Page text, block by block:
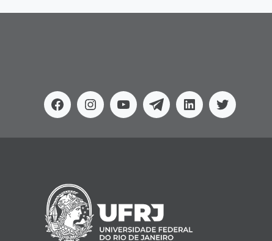
FacebookInstagram
YoutubeTelegramLinkedinTwitter